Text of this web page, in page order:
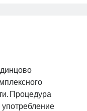
Процедура
употребление